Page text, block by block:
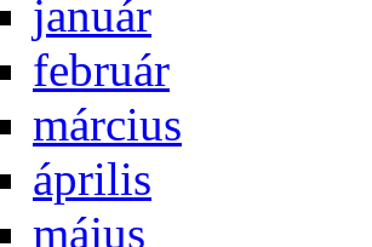
ja­nu­ár
feb­ru­ár
már­ci­us
áp­ri­lis
má­jus